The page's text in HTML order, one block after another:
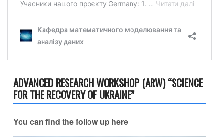
ADVANCED RESEARCH WORKSHOP (ARW) “SCIENCE
FOR THE RECOVERY OF UKRAINE”
You can find the follow up here